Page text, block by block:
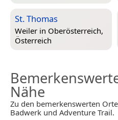
St. Thomas
Weiler in Oberösterreich,
Österreich
Nähe
Zu den bemerkenswerten
Badwerk und Adventure Trail.